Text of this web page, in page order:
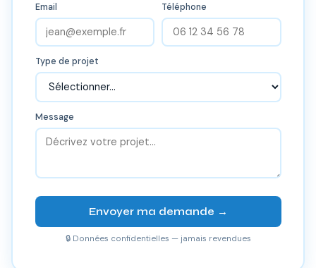
Email Téléphone
Type de projet
Message
Envoyer ma demande →
🔒 Données confidentielles — jamais revendues